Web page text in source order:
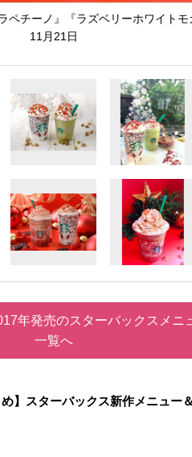
ペチーノ』『ラズベリーホワイト
11月21日
年発売のスターバックスメニ
一覧へ
】スターバックス新作メニュー